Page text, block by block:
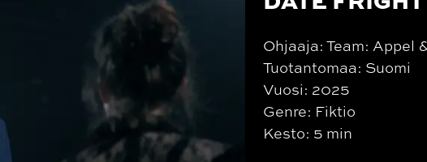
Ohjaaja: Team: Appel
Tuotantomaa: Suomi
Vuosi: 2025
Genre: Fiktio
Kesto: 5 min